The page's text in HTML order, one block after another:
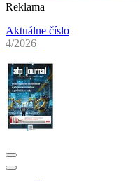
Reklama
Aktuálne číslo
4/2026